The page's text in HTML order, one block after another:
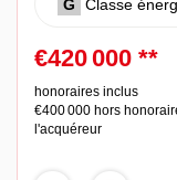
G Classe
€420 000 **
honoraires inclus
€400 000 hors
l'acquéreur